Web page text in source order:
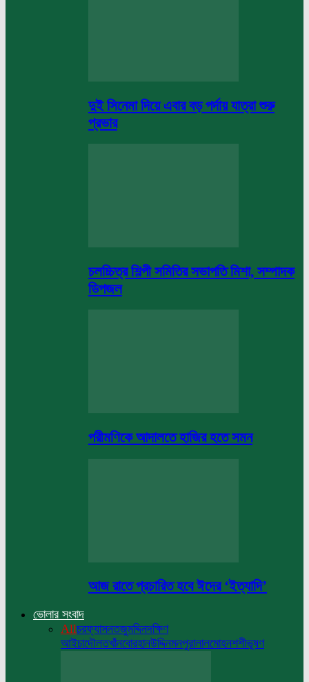
দুই সিনেমা দিয়ে এবার বড় পর্দায় যাত্রা শুরু
প্রভার
চলচ্চিত্র শিল্পী সমিতির সভাপতি মিশা, সম্পাদক
ডিপজল
পরীমণিকে আদালতে হাজির হতে সমন
আজ রাতে প্রচারিত হবে ঈদের ‘ইত্যাদি’
ভোলার সংবাদ
Allচরফ্যাসনতজুমদ্দিনদক্ষিণ
আইচাদৌলতখাঁনবোরহানউদ্দিনমনপুরালালমোহনশশীভূষণ